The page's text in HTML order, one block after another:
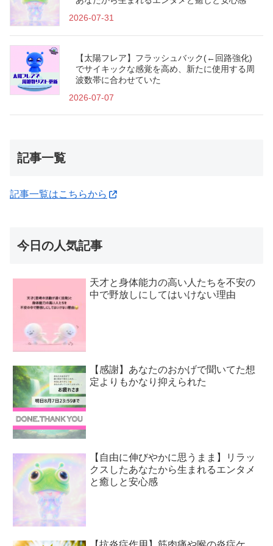
2026-07-31
【太陽フレア】フラッシュバック(←回路強化)
でサイキックな感覚を高め、新たに使用する周
波数帯に合わせていた
2026-07-07
記事一覧
記事一覧はこちらから
今日の人気記事
天才と身体能力の高い人たちを不安の
中で野放しにしてはいけない理由
【感謝】あなたのおかげで聞いてた想
定よりもかなり抑えられた
【自由に伸びやかに思うまま】リラッ
クスしたあなたから生まれるエンタメ
と癒しと安心感